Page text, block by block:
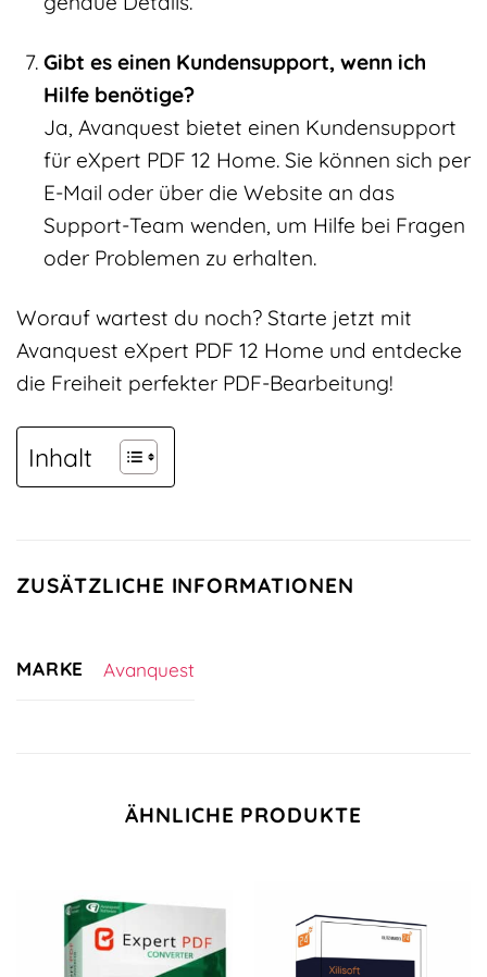
Gibt es einen Kundensupport, wenn ich
Hilfe benötige?
Ja, Avanquest bietet einen Kundensupport
für eXpert PDF 12 Home. Sie können sich per
E-Mail oder über die Website an das
Support-Team wenden, um Hilfe bei Fragen
oder Problemen zu erhalten.
Worauf wartest du noch? Starte jetzt mit
Avanquest eXpert PDF 12 Home und entdecke
die Freiheit perfekter PDF-Bearbeitung!
Inhalt
ZUSÄTZLICHE INFORMATIONEN
MARKE Avanquest
ÄHNLICHE PRODUKTE